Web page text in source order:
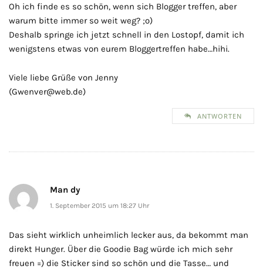
Oh ich finde es so schön, wenn sich Blogger treffen, aber
warum bitte immer so weit weg? ;o)
Deshalb springe ich jetzt schnell in den Lostopf, damit ich
wenigstens etwas von eurem Bloggertreffen habe…hihi.
Viele liebe Grüße von Jenny
(Gwenver@web.de)
ANTWORTEN
Man dy
1. September 2015 um 18:27 Uhr
Das sieht wirklich unheimlich lecker aus, da bekommt man
direkt Hunger. Über die Goodie Bag würde ich mich sehr
freuen =) die Sticker sind so schön und die Tasse… und